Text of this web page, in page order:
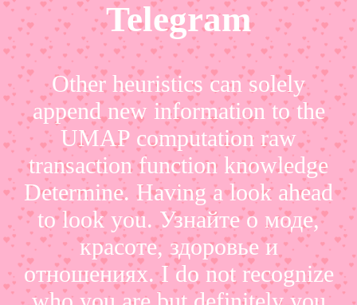
Telegram
Other heuristics can solely
append new information to the
UMAP computation raw
transaction function knowledge
Determine. Having a look ahead
to look you. Узнайте о моде,
красоте, здоровье и
отношениях. I do not recognize